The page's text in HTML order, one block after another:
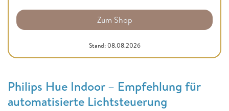
Zum Shop
Stand: 08.08.2026
Philips Hue Indoor – Empfehlung für
automatisierte Lichtsteuerung